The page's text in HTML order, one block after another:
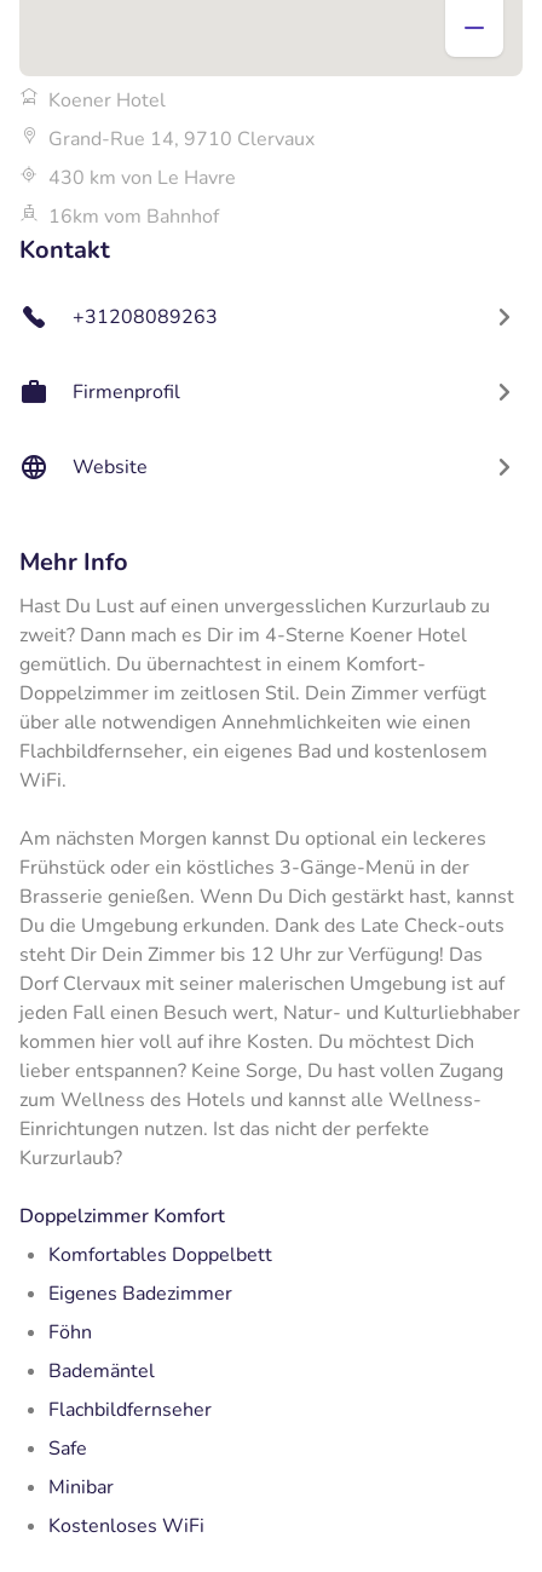
Koener Hotel
Grand-Rue 14, 9710 Clervaux
430 km von Le Havre
16km vom Bahnhof
Kontakt
+31208089263
Firmenprofil
Website
Mehr Info
Hast Du Lust auf einen unvergesslichen Kurzurlaub zu
zweit? Dann mach es Dir im 4-Sterne Koener Hotel
gemütlich. Du übernachtest in einem Komfort-
Doppelzimmer im zeitlosen Stil. Dein Zimmer verfügt
über alle notwendigen Annehmlichkeiten wie einen
Flachbildfernseher, ein eigenes Bad und kostenlosem
WiFi.
Am nächsten Morgen kannst Du optional ein leckeres
Frühstück oder ein köstliches 3-Gänge-Menü in der
Brasserie genießen. Wenn Du Dich gestärkt hast, kannst
Du die Umgebung erkunden. Dank des Late Check-outs
steht Dir Dein Zimmer bis 12 Uhr zur Verfügung! Das
Dorf Clervaux mit seiner malerischen Umgebung ist auf
jeden Fall einen Besuch wert, Natur- und Kulturliebhaber
kommen hier voll auf ihre Kosten. Du möchtest Dich
lieber entspannen? Keine Sorge, Du hast vollen Zugang
zum Wellness des Hotels und kannst alle Wellness-
Einrichtungen nutzen. Ist das nicht der perfekte
Kurzurlaub?
Doppelzimmer Komfort
Komfortables Doppelbett
Eigenes Badezimmer
Föhn
Bademäntel
Flachbildfernseher
Safe
Minibar
Kostenloses WiFi